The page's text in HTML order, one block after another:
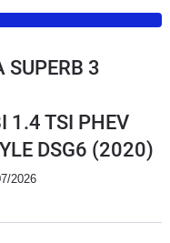
SUPERB 3
1.4 TSI PHEV
DSG6 (2020)
2026